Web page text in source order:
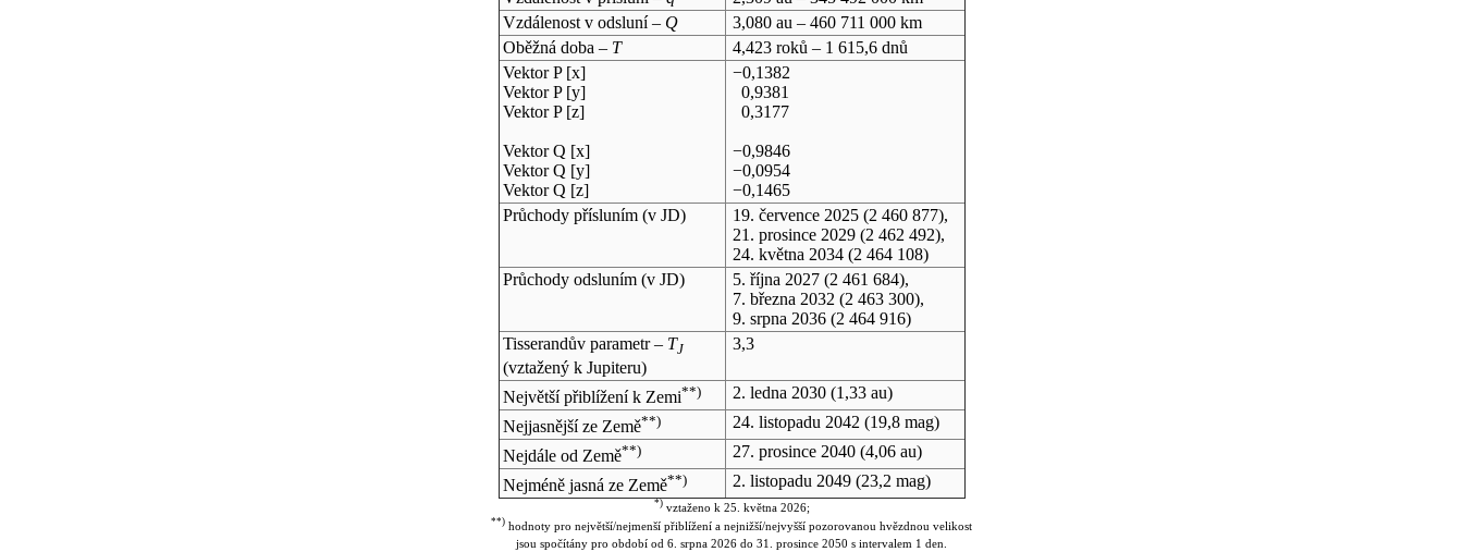
Vzdálenost v odsluní – Q
3,080 au – 460 711 000 km
Oběžná doba – T
4,423 roků – 1 615,6 dnů
Vektor P [x]
Vektor P [y]
Vektor P [z]
Vektor Q [x]
Vektor Q [y]
Vektor Q [z]
−0,1382
0,9381
0,3177
−0,9846
−0,0954
−0,1465
Průchody přísluním (v JD) 19. července 2025(2 460 877),
21. prosince 2029(2 462 492),
24. května 2034(2 464 108)
Průchody odsluním (v JD) 5. října 2027(2 461 684),
7. března 2032 (2 463 300),
9. srpna 2036(2 464 916)
Tisserandův parametr – TJ
(vztažený k Jupiteru)
3,3
Největší přiblížení k Zemi**) 2. ledna 2030(1,33 au)
Nejjasnější ze Země**) 24. listopadu 2042 (19,8 mag)
Nejdále od Země**) 27. prosince 2040(4,06 au)
Nejméně jasná ze Země**) 2. listopadu 2049(23,2 mag)
*)vztaženo k 25. května 2026;
**) hodnoty pro největší/nejmenší přiblížení a nejnižší/nejvyšší pozorovanou hvězdnou velikost
jsou spočítány pro období od 6. srpna 2026 do 31. prosince 2050 s intervalem 1 den.